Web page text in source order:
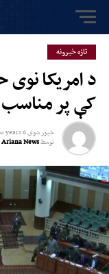
تازه خبرونه
د امریکا
کې پر
خپور شوی6 years مخکي
توسطAriana News